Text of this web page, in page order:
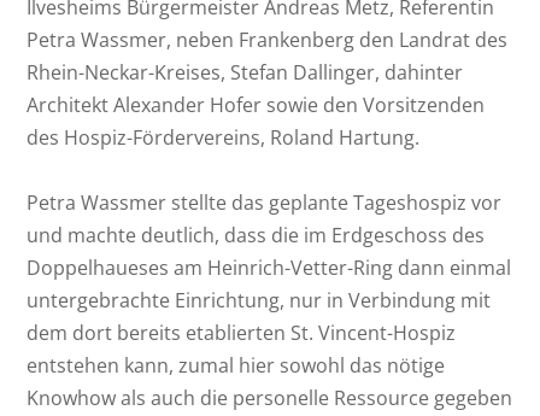
Ilvesheims Bürgermeister Andreas Metz, Referentin
Petra Wassmer, neben Frankenberg den Landrat des
Rhein-Neckar-Kreises, Stefan Dallinger, dahinter
Architekt Alexander Hofer sowie den Vorsitzenden
des Hospiz-Fördervereins, Roland Hartung.
Petra Wassmer stellte das geplante Tageshospiz vor
und machte deutlich, dass die im Erdgeschoss des
Doppelhaueses am Heinrich-Vetter-Ring dann einmal
untergebrachte Einrichtung, nur in Verbindung mit
dem dort bereits etablierten St. Vincent-Hospiz
entstehen kann, zumal hier sowohl das nötige
Knowhow als auch die personelle Ressource gegeben